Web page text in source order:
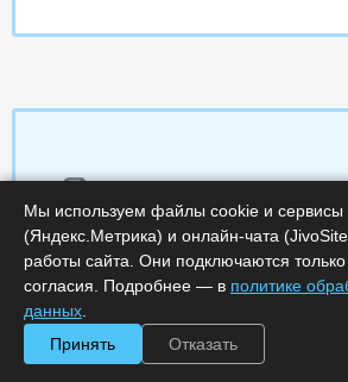
Срок поставки, дней :
Минимальное количество
Код :0000-359097
Мы используем файлы cookie и сервисы
(Яндекс.Метрика) и онлайн-чата
работы сайта. Они подключаются
согласия. Подробнее — в политике
данных
Принять
Отказать